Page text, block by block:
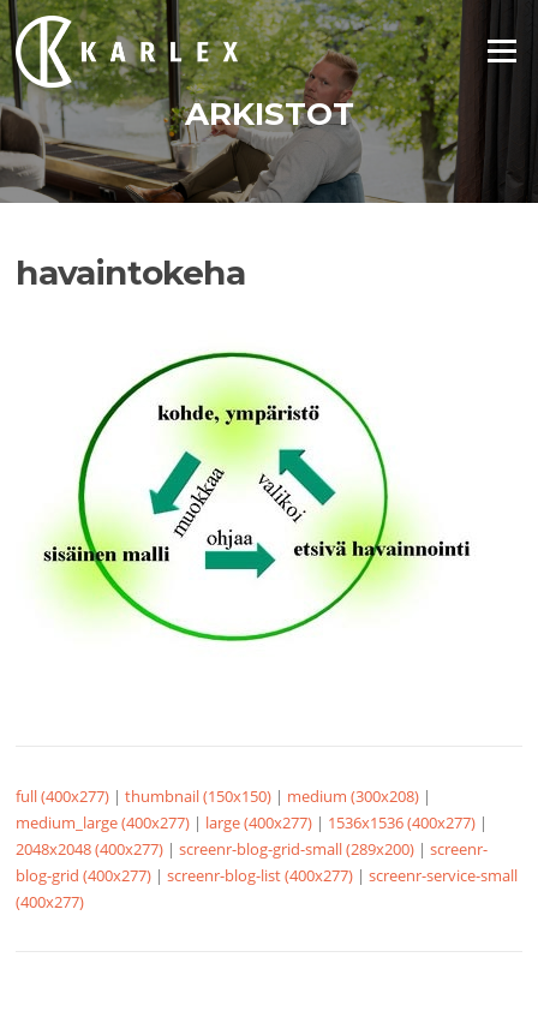
Siirry
suoraan
sisältöön
Valikko
ARKISTOT
havaintokeha
full (400x277) |thumbnail (150x150) | medium (300x208) |
medium_large (400x277) | large (400x277) | 1536x1536 (400x277) |
2048x2048 (400x277) |screenr-blog-grid-small (289x200) |screenr-
blog-grid (400x277) |screenr-blog-list (400x277) |screenr-service-small
(400x277)